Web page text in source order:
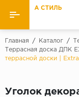
Назад
Ламинат
А СТИЛЬ
Главная / Каталог /
Террасная доска ДПК
террасной доски |
Уголок